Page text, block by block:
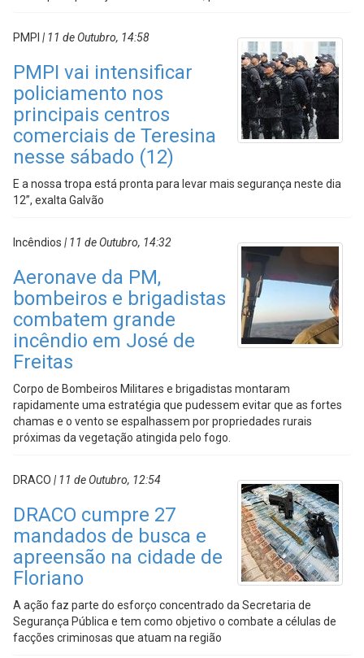
PMPI | 11 de Outubro, 14:58
PMPI vai intensificar
policiamento nos
principais centros
comerciais de Teresina
nesse sábado (12)
E a nossa tropa está pronta para levar mais segurança neste dia
12”, exalta Galvão
Incêndios | 11 de Outubro, 14:32
Aeronave da PM,
bombeiros e brigadistas
combatem grande
incêndio em José de
Freitas
Corpo de Bombeiros Militares e brigadistas montaram
rapidamente uma estratégia que pudessem evitar que as fortes
chamas e o vento se espalhassem por propriedades rurais
próximas da vegetação atingida pelo fogo.
DRACO | 11 de Outubro, 12:54
DRACO cumpre 27
mandados de busca e
apreensão na cidade de
Floriano
A ação faz parte do esforço concentrado da Secretaria de
Segurança Pública e tem como objetivo o combate a células de
facções criminosas que atuam na região